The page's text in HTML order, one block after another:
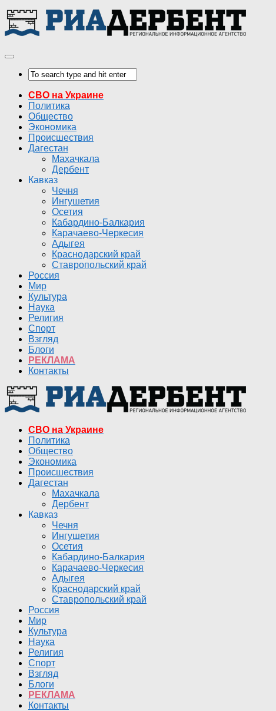
СВО на Украине
Политика
Общество
Экономика
Происшествия
Дагестан
Махачкала
Дербент
Кавказ
Чечня
Ингушетия
Осетия
Кабардино-Балкария
Карачаево-Черкесия
Адыгея
Краснодарский край
Ставропольский край
Россия
Мир
Культура
Наука
Религия
Спорт
Взгляд
Блоги
РЕКЛАМА
Контакты
СВО на Украине
Политика
Общество
Экономика
Происшествия
Дагестан
Махачкала
Дербент
Кавказ
Чечня
Ингушетия
Осетия
Кабардино-Балкария
Карачаево-Черкесия
Адыгея
Краснодарский край
Ставропольский край
Россия
Мир
Культура
Наука
Религия
Спорт
Взгляд
Блоги
РЕКЛАМА
Контакты